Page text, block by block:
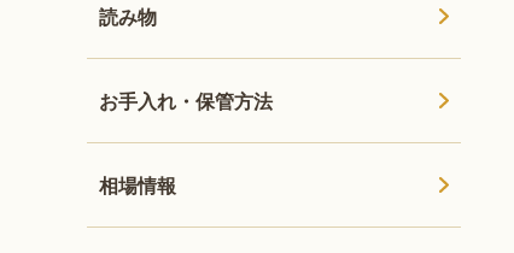
読み物
お手入れ・保管方法
相場情報